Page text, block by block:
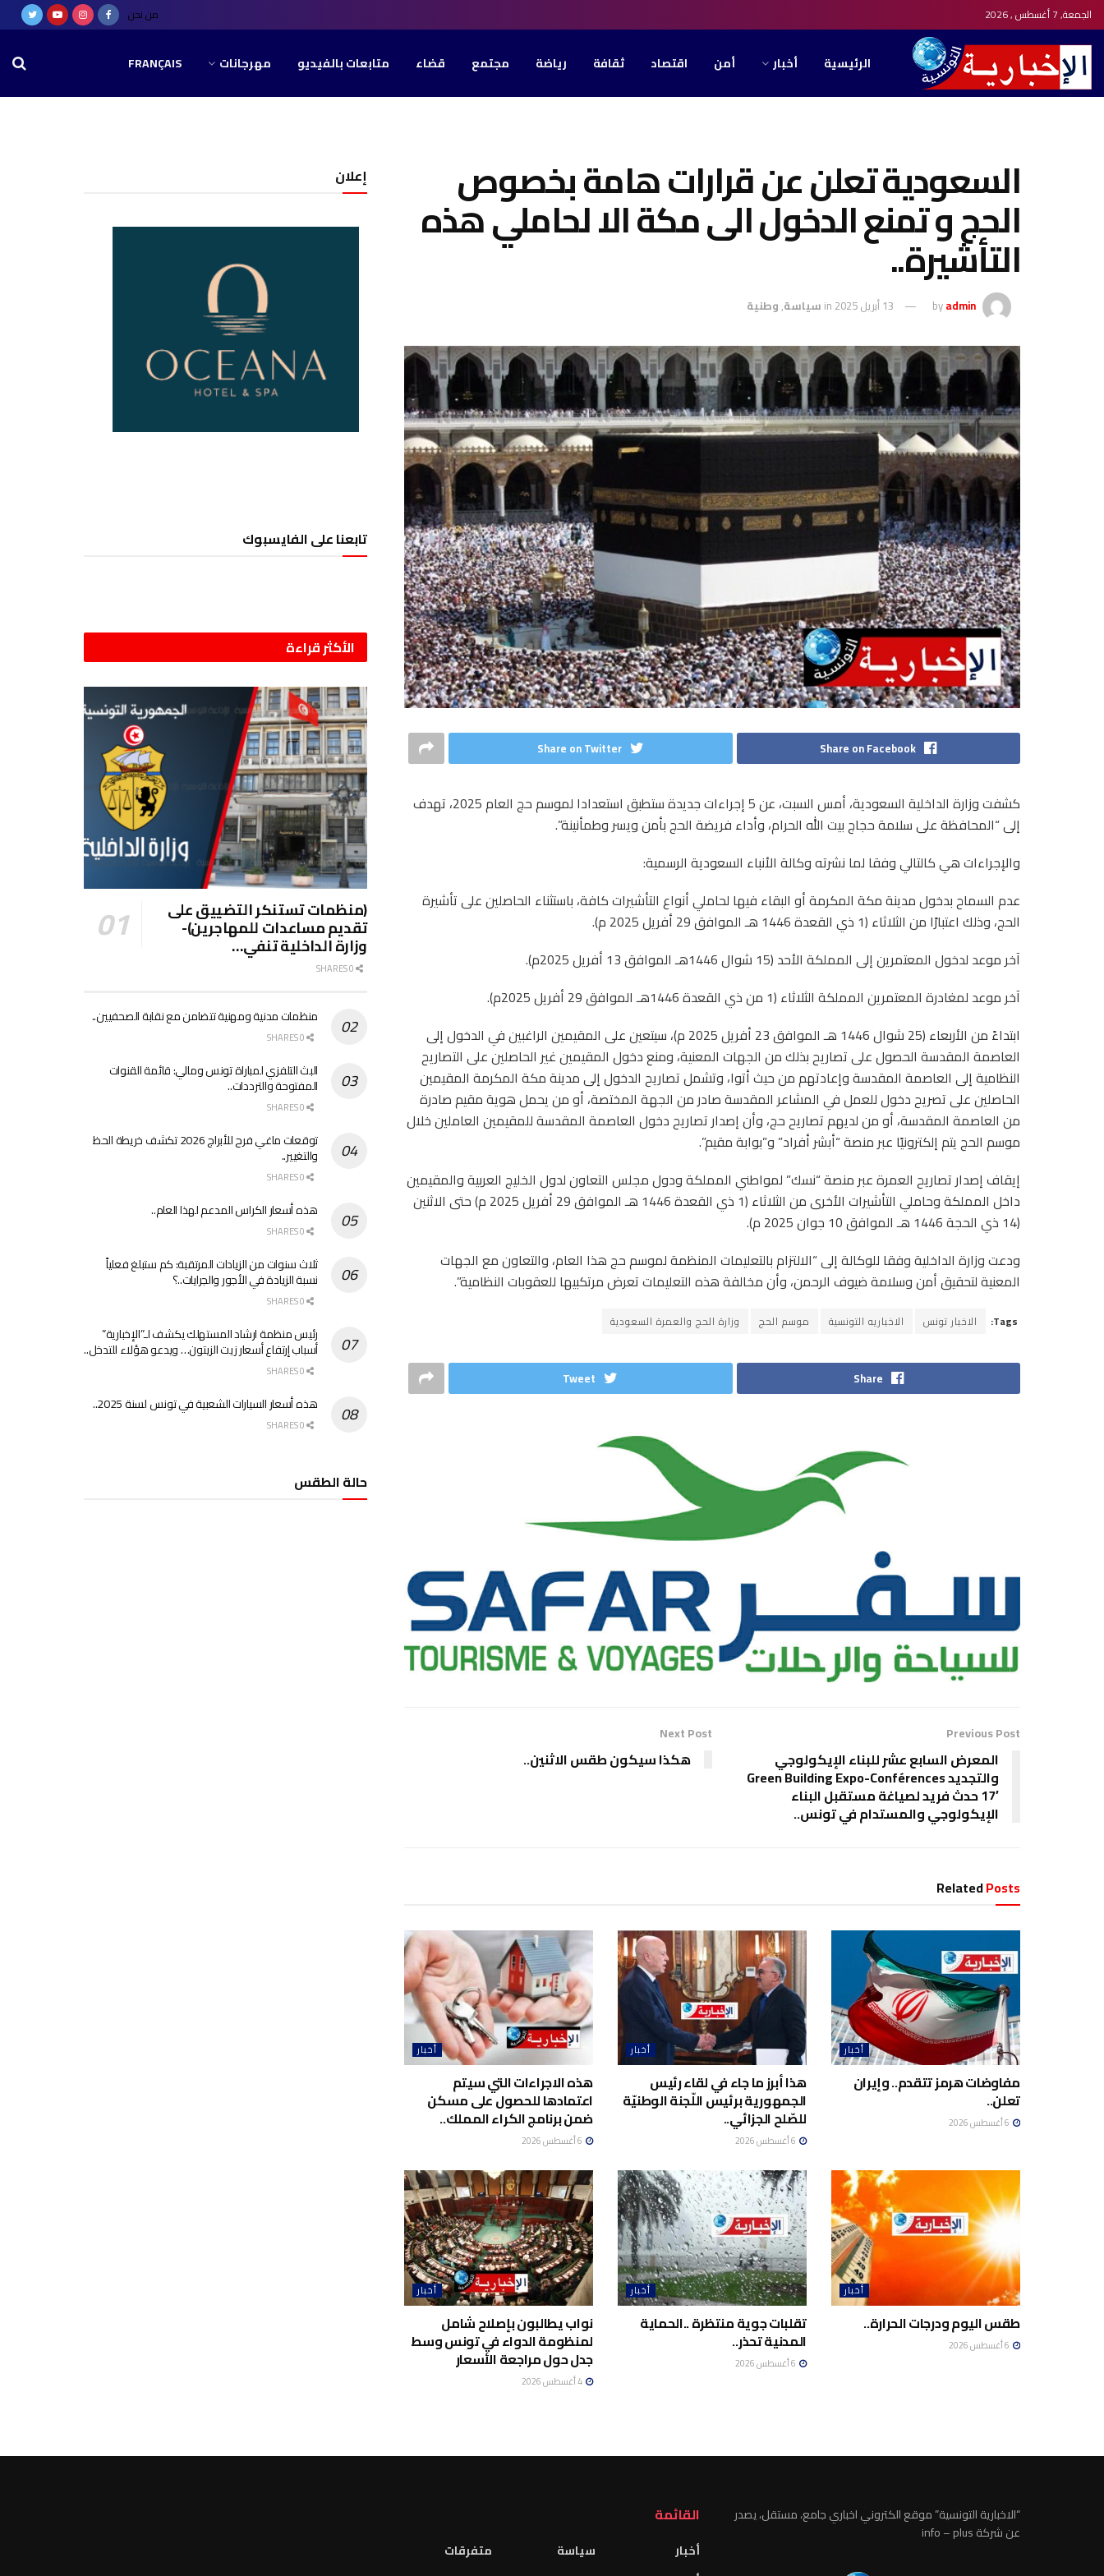
الجمعة, 7 أغسطس , 2026 من نحن
الرئيسية أخبار أمن اقتصاد ثقافة رياضة مجتمع قضاء متابعات بالفيديو مهرجانات FRANÇAIS
السعودية تعلن عن قرارات هامة بخصوص
الحج و تمنع الدخول الى مكة الا لحاملي هذه
التأشيرة..
byadmin 13 أبريل 2025 in سياسة,وطنية
Share on Facebook
Share on Twitter
كشفت وزارة الداخلية السعودية، أمس السبت، عن 5 إجراءات جديدة ستطبق استعدادا لموسم حج العام 2025، تهدف
إلى “المحافظة على سلامة حجاج بيت الله الحرام، وأداء فريضة الحج بأمن ويسر وطمأنينة”.
والإجراءات هي كالتالي وفقا لما نشرته وكالة الأنباء السعودية الرسمية:
عدم السماح بدخول مدينة مكة المكرمة أو البقاء فيها لحاملي أنواع التأشيرات كافة، باستثناء الحاصلين على تأشيرة
الحج، وذلك اعتبارًا من الثلاثاء (1 ذي القعدة 1446 هـ الموافق 29 أفريل 2025 م).
آخر موعد لدخول المعتمرين إلى المملكة الأحد (15 شوال 1446هـ الموافق 13 أفريل 2025م).
آخر موعد لمغادرة المعتمرين المملكة الثلاثاء (1 من ذي القعدة 1446هـ الموافق 29 أفريل 2025م).
ابتداءً من الأربعاء (25 شوال 1446 هـ الموافق 23 أفريل 2025 م)، سيتعين على المقيمين الراغبين في الدخول إلى
العاصمة المقدسة الحصول على تصاريح بذلك من الجهات المعنية، ومنع دخول المقيمين غير الحاصلين على التصاريح
النظامية إلى العاصمة المقدسة وإعادتهم من حيث أتوا، وتشمل تصاريح الدخول إلى مدينة مكة المكرمة المقيمين
الحاصلين على تصريح دخول للعمل في المشاعر المقدسة صادر من الجهة المختصة، أو من يحمل هوية مقيم صادرة
من العاصمة المقدسة، أو من لديهم تصاريح حج، وأن إصدار تصاريح دخول العاصمة المقدسة للمقيمين العاملين خلال
موسم الحج يتم إلكترونيًا عبر منصة “أبشر أفراد” و”بوابة مقيم”.
إيقاف إصدار تصاريح العمرة عبر منصة “نسك” لمواطني المملكة ودول مجلس التعاون لدول الخليج العربية والمقيمين
داخل المملكة وحاملي التأشيرات الأخرى من الثلاثاء (1 ذي القعدة 1446 هـ الموافق 29 أفريل 2025 م) حتى الاثنين
(14 ذي الحجة 1446 هـ الموافق 10 جوان 2025 م).
ودعت وزارة الداخلية وفقا للوكالة إلى “الالتزام بالتعليمات المنظمة لموسم حج هذا العام، والتعاون مع الجهات
المعنية لتحقيق أمن وسلامة ضيوف الرحمن، وأن مخالفة هذه التعليمات تعرض مرتكبيها للعقوبات النظامية”.
Tags: الاخبار تونس الاخباريه التونسية موسم الحج وزارة الحج والعمرة السعودية
Share
Tweet
Previous Post
المعرض السابع عشر للبناء الإيكولوجي
والتجديد Green Building Expo-Conférences
17′ حدث فريد لصياغة مستقبل البناء
الإيكولوجي والمستدام في تونس..
Next Post
هكذا سيكون طقس الاثنين..
RelatedPosts
أخبار
مفاوضات هرمز تتقدم.. وإيران
تعلن..
أخبار
هذا أبرز ما جاء في لقاء رئيس
الجمهورية برئيس اللّجنة الوطنيّة
للصّلح الجزائي..
أخبار
هذه الاجراءات التي سيتم
اعتمادها للحصول على مسكن
ضمن برنامج الكراء المملك..
أخبار
طقس اليوم ودرجات الحرارة..
أخبار
تقلبات جوية منتظرة ..الحماية
المدنية تحذر..
أخبار
نواب يطالبون بإصلاح شامل
لمنظومة الدواء في تونس وسط
جدل حول مراجعة الأسعار
إعلان
تابعنا على الفايسبوك
الأكثر قراءة
(منظمات تستنكر التضييق على
تقديم مساعدات للمهاجرين)-
وزارة الداخلية تنفي…
منظمات مدنية ومهنية تتضامن مع نقابة الصحفيين..
البث التلفزي لمباراة تونس ومالي: قائمة القنوات
المفتوحة والترددات..
توقعات ماغي فرح للأبراج 2026 تكشف خريطة الحظ
والتغيير..
هذه أسعار الكراس المدعم لهذا العام..
ثلاث سنوات من الزيادات المرتقبة: كم ستبلغ فعلياً
نسبة الزيادة في الأجور والجرايات..؟
رئيس منظمة ارشاد المستهلك يكشف لـ”الإخبارية”
أسباب إرتفاع أسعار زيت الزيتون… ويدعو هؤلاء للتدخل..
هذه أسعار السيارات الشعبية في تونس لسنة 2025..
حالة الطقس
“الاخبارية التونسية” موقع الكتروني اخباري جامع، مستقل، يصدر
عن شركة info – plus
القائمة
أخبار
سياسة
متفرقات